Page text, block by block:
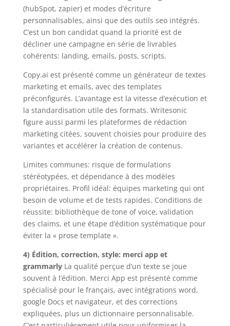
(hubSpot, zapier) et modes d’écriture
personnalisables, ainsi que des outils seo intégrés.
C’est un bon candidat quand la priorité est de
décliner une campagne en série de livrables
cohérents: landing, emails, posts, scripts.
Copy.ai est présenté comme un générateur de textes
marketing et emails, avec des templates
préconfigurés. L’avantage est la vitesse d’exécution et
la standardisation utile des formats. Writesonic
figure aussi parmi les plateformes de rédaction
marketing citées, souvent choisies pour produire des
variantes et accélérer la création de contenus.
Limites communes: risque de formulations
stéréotypées, et dépendance à des modèles
propriétaires. Profil idéal: équipes marketing qui ont
besoin de volume et de tests rapides. Conditions de
réussite: bibliothèque de tone of voice, validation
des claims, et une étape d’édition systématique pour
éviter la « prose template ».
4) Édition, correction, style: merci app et
grammarlyLa qualité perçue d’un texte se joue
souvent à l’édition. Merci App est présenté comme
spécialisé pour le français, avec intégrations word,
google Docs et navigateur, et des corrections
expliquées, plus un dictionnaire personnalisable.